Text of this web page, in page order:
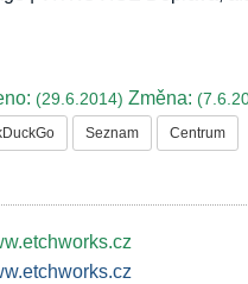
(29.6.2014)Změna:
Seznam Centrum